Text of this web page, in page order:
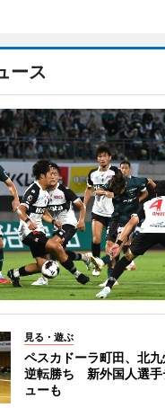
ース
見る・遊ぶ
ペスカドーラ町田、北九
逆転勝ち 新外国人選手
ューも